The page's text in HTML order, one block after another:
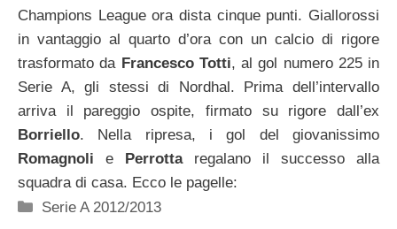
Champions League ora dista cinque punti. Giallorossi
in vantaggio al quarto d’ora con un calcio di rigore
trasformato da Francesco Totti, al gol numero 225 in
Serie A, gli stessi di Nordhal. Prima dell’intervallo
arriva il pareggio ospite, firmato su rigore dall’ex
Borriello. Nella ripresa, i gol del giovanissimo
Romagnoli e Perrottaregalano il successo alla
squadra di casa. Ecco le pagelle:
Categorie
Serie A 2012/2013